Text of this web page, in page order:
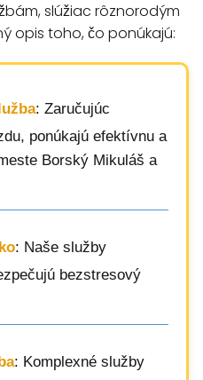
slúžiac rôznorodým
opis toho, čo ponúkajú:
: Zaručujúc
ponúkajú efektívnu a
Borský Mikuláš a
: Naše služby
bezstresový
: Komplexné služby